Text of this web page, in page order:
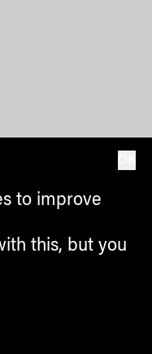
to improve
this, but you